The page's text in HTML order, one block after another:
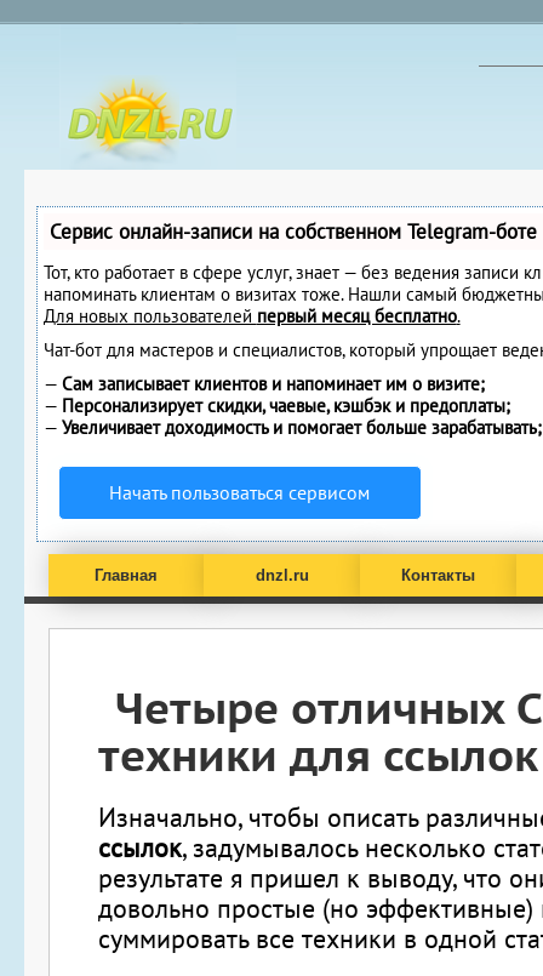
Сервис онлайн-записи на собственном Telegram-боте
Тот, кто работает в сфере услуг, знает — без ведения записи
напоминать клиентам о визитах тоже. Нашли самый
Для новых пользователей первый месяц бесплатно.
Чат-бот для мастеров и специалистов, который упрощает
— Сам записывает клиентов и напоминает им о визите;
— Персонализирует скидки, чаевые, кэшбэк и предоплаты;
— Увеличивает доходимость и помогает больше зарабатывать;
Начать пользоваться сервисом
Главная dnzl.ru Контакты
Четыре отличных
техники для ссылок
Изначально, чтобы описать
ссылок, задумывалось несколько
результате я пришел к выводу, что
довольно простые (но эффективные)
суммировать все техники в одной